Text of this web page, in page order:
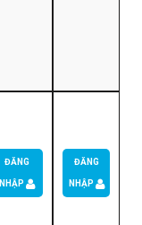
ĐĂNG
NHẬP
ĐĂNG
NHẬP